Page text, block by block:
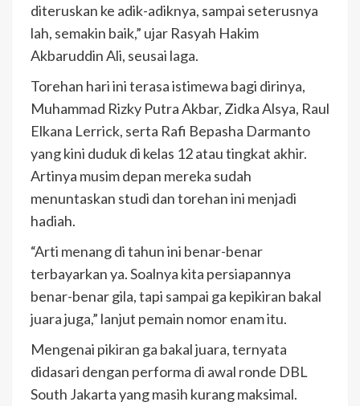
diteruskan ke adik-adiknya, sampai seterusnya
lah, semakin baik,” ujar Rasyah Hakim
Akbaruddin Ali, seusai laga.
Torehan hari ini terasa istimewa bagi dirinya,
Muhammad Rizky Putra Akbar, Zidka Alsya, Raul
Elkana Lerrick, serta Rafi Bepasha Darmanto
yang kini duduk di kelas 12 atau tingkat akhir.
Artinya musim depan mereka sudah
menuntaskan studi dan torehan ini menjadi
hadiah.
“Arti menang di tahun ini benar-benar
terbayarkan ya. Soalnya kita persiapannya
benar-benar gila, tapi sampai ga kepikiran bakal
juara juga,” lanjut pemain nomor enam itu.
Mengenai pikiran ga bakal juara, ternyata
didasari dengan performa di awal ronde DBL
South Jakarta yang masih kurang maksimal.